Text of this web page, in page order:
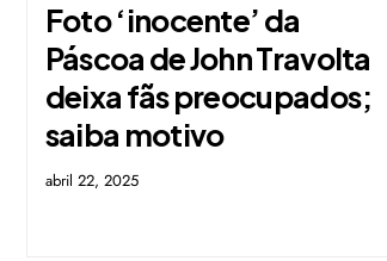
Foto ‘inocente’ da
Páscoa de John Travolta
deixa fãs preocupados;
saiba motivo
abril 22, 2025